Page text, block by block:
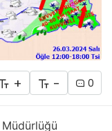
+ - 0